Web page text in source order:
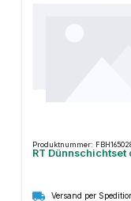
Produktnummer:
RT Dünnschichtset
Versand per